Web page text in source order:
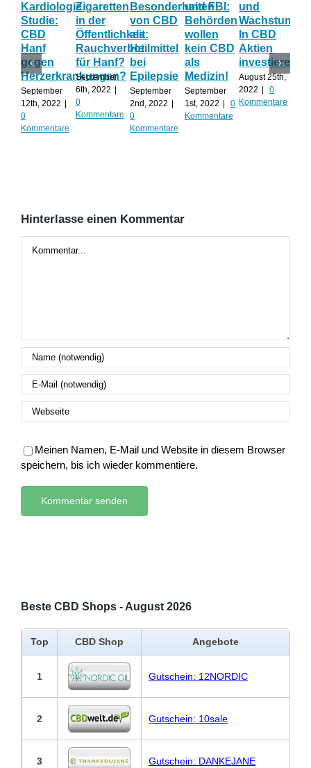
Kardiologie
Studie:
CBD
Hanf
gegen
Herzerkrankungen?
September
12th, 2022
0
Kommentare
Zigaretten
in der
Öffentlichkeit:
Rauchverbot
für Hanf?
September
6th, 2022
0
Kommentare
Besonderheiten
von CBD
als
Heilmittel
bei
Epilepsie
September
2nd, 2022
0
Kommentare
und FBI:
Behörden
wollen
kein CBD
als
Medizin!
September
1st, 2022
0
Kommentare
und
Wachstum:
In CBD
Aktien
investieren?
August 25th,
2022
0
Kommentare
Hinterlasse einen Kommentar
Meinen Namen, E-Mail und Website in diesem Browser
speichern, bis ich wieder kommentiere.
Beste CBD Shops - August 2026
Top CBD Shop Angebote
1 Gutschein: 12NORDIC
2 Gutschein: 10sale
3 Gutschein: DANKEJANE